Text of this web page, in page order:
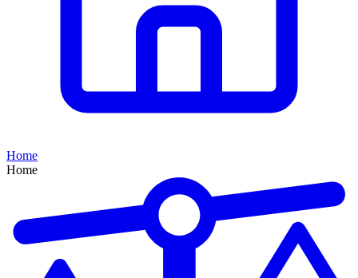
Home
Home